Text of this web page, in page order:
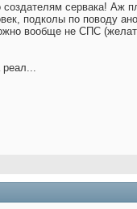
сервака! Аж
подколы по поводу
вообще не СПС
реал...